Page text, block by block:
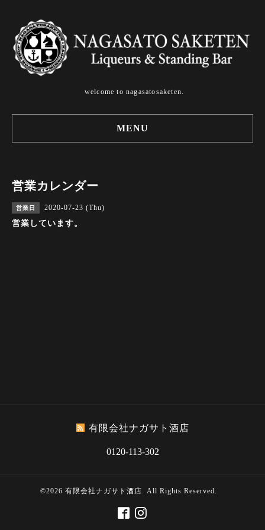
welcome to nagasatosaketen.
MENU
営業カレンダー
営業日 2020-07-23 (Thu)
営業しています。
有限会社ナガサト酒店
0120-113-302
©2026 有限会社ナガサト酒店. All Rights Reserved.